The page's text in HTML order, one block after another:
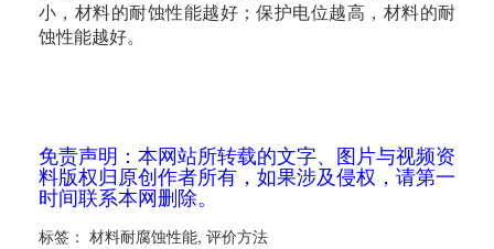
小，材料的耐蚀性能越好；保护电位越高，材料的耐
蚀性能越好。
免责声明：本网站所转载的文字、图片与视频资
料版权归原创作者所有，如果涉及侵权，请第一
时间联系本网删除。
标签： 材料耐腐蚀性能, 评价方法